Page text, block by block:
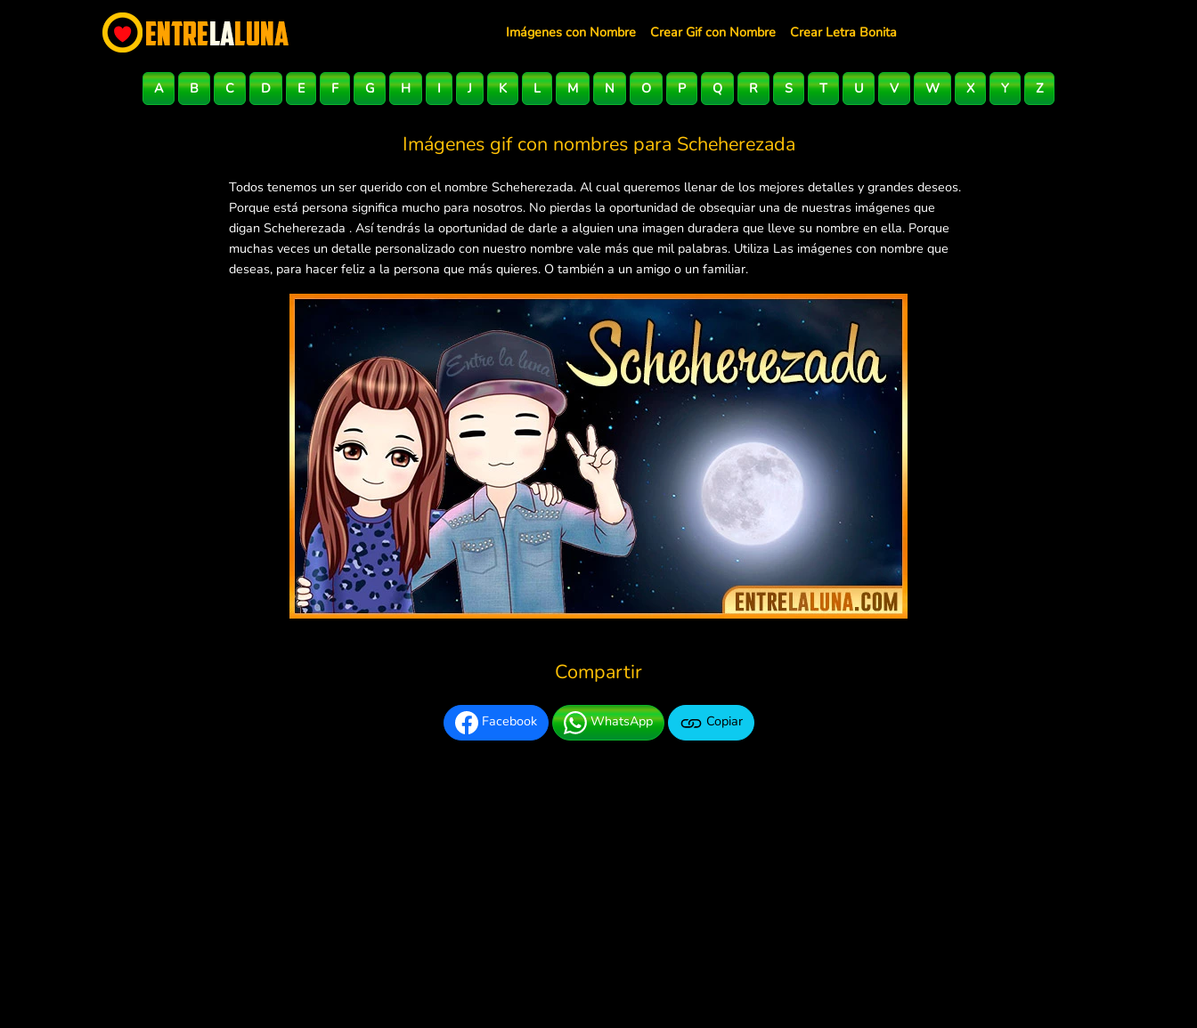
Imágenes con Nombre Crear Gif con Nombre Crear Letra Bonita
A B C D E F G H I J K L M N O P Q R S T U V W X Y Z
Imágenes gif con nombres para Scheherezada
Todos tenemos un ser querido con el nombre Scheherezada. Al cual queremos llenar de los mejores detalles y grandes deseos.
Porque está persona significa mucho para nosotros. No pierdas la oportunidad de obsequiar una de nuestras imágenes que
digan Scheherezada . Así tendrás la oportunidad de darle a alguien una imagen duradera que lleve su nombre en ella. Porque
muchas veces un detalle personalizado con nuestro nombre vale más que mil palabras. Utiliza Las imágenes con nombre que
deseas, para hacer feliz a la persona que más quieres. O también a un amigo o un familiar.
Compartir
Facebook WhatsApp Copiar